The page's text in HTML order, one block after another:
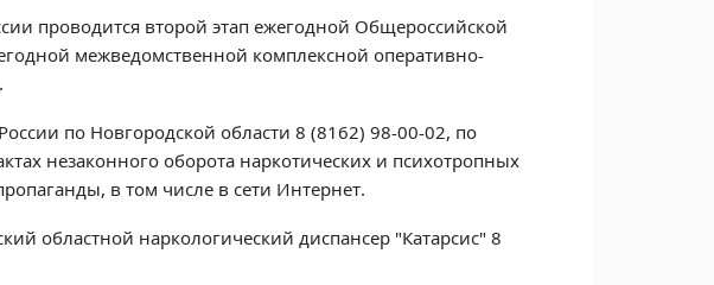
проводится второй этап ежегодной Общероссийской
межведомственной комплексной оперативно-
по Новгородской области 8 (8162) 98-00-02, по
незаконного оборота наркотических и психотропных
в том числе в сети Интернет.
областной наркологический диспансер "Катарсис" 8